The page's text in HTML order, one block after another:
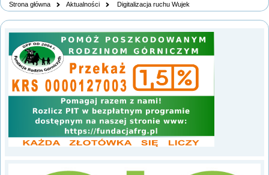
Strona główna Aktualności Digitalizacja ruchu Wujek